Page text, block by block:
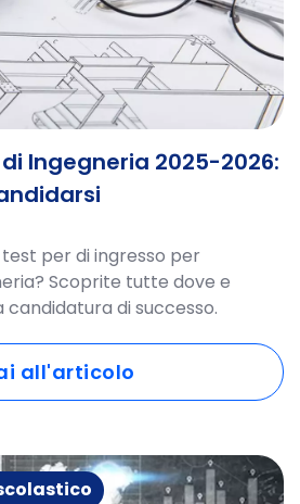
Ingegneria 2025-2026:
per di ingresso per
Scoprite tutte dove e
di successo.
all'articolo